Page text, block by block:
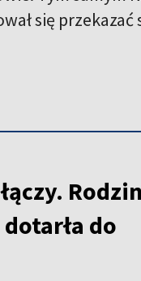
się
do